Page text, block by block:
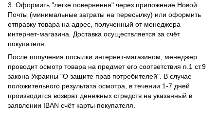
3. Оформить "легке повернення" через приложение Новой
Почты (минимальные затраты на пересылку) или оформить
отправку товара на адрес, полученный от менеджера
интернет-магазина. Доставка осуществляется за счёт
покупателя.
После получения посылки интернет-магазином, менеджер
проводит осмотр товара на предмет его соответствия п.1 ст.9
закона Украины "О защите прав потребителей". В случае
положительного результата осмотра, в течении 1-7 дней
производится возврат денежных стредств на указанный в
заявлении IBAN счёт карты покупателя.